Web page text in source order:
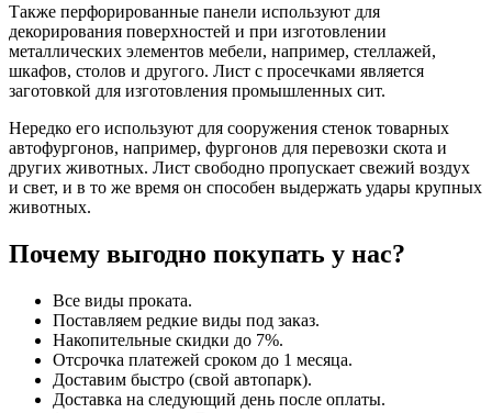
Также перфорированные панели используют для
декорирования поверхностей и при изготовлении
металлических элементов мебели, например, стеллажей,
шкафов, столов и другого. Лист с просечками является
заготовкой для изготовления промышленных сит.
Нередко его используют для сооружения стенок товарных
автофургонов, например, фургонов для перевозки скота и
других животных. Лист свободно пропускает свежий воздух
и свет, и в то же время он способен выдержать удары крупных
животных.
Почему выгодно покупать у нас?
Все виды проката.
Поставляем редкие виды под заказ.
Накопительные скидки до 7%.
Отсрочка платежей сроком до 1 месяца.
Доставим быстро (свой автопарк).
Доставка на следующий день после оплаты.